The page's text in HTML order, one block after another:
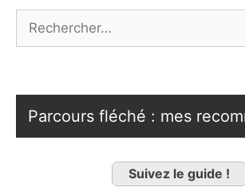
Parcours fléché : mes
Suivez le guide !